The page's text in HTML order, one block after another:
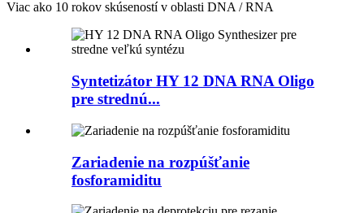
Viac ako 10 rokov skúseností v oblasti DNA / RNA
Syntetizátor HY 12 DNA RNA Oligo
pre strednú...
Zariadenie na rozpúšťanie
fosforamiditu